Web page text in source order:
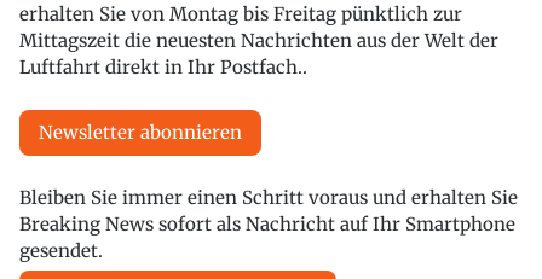
erhalten Sie von Montag bis Freitag pünktlich zur
Mittagszeit die neuesten Nachrichten aus der Welt der
Luftfahrt direkt in Ihr Postfach..
Newsletter abonnieren
Bleiben Sie immer einen Schritt voraus und erhalten Sie
Breaking News sofort als Nachricht auf Ihr Smartphone
gesendet.